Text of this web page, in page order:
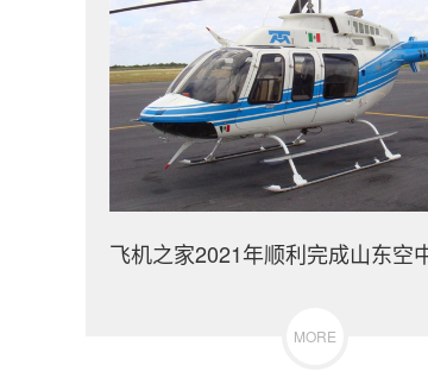
飞机之家2021年顺利完成山东空
MORE